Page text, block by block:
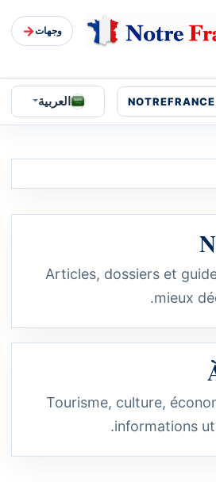
وجهات→
العربية
Articles, dossiers et
mieux
Tourisme, culture,
informations